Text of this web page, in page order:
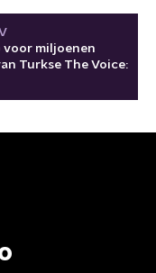
miljoenen
Turkse The Voice: